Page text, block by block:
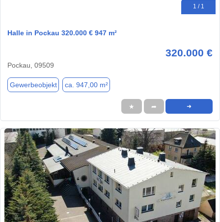
1 / 1
Halle in Pockau 320.000 € 947 m²
320.000 €
Pockau, 09509
Gewerbeobjekt ca. 947,00 m²
★ ➦ ➜